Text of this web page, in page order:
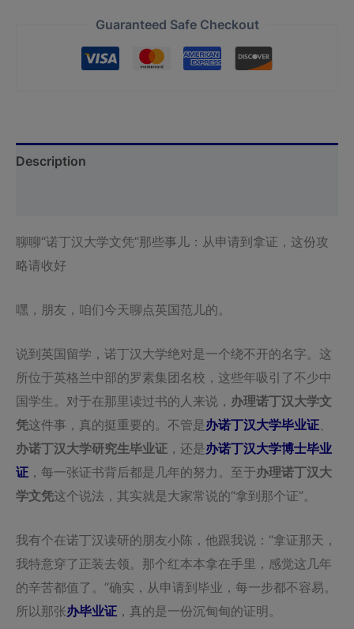
Guaranteed Safe Checkout
Description
聊聊“诺丁汉大学文凭”那些事儿：从申请到拿证，这份攻
略请收好
嘿，朋友，咱们今天聊点英国范儿的。
说到英国留学，诺丁汉大学绝对是一个绕不开的名字。这
所位于英格兰中部的罗素集团名校，这些年吸引了不少中
国学生。对于在那里读过书的人来说， 办理诺丁汉大学文
凭这件事，真的挺重要的。不管是办诺丁汉大学毕业证、
办诺丁汉大学研究生毕业证 ，还是办诺丁汉大学博士毕业
证 ，每一张证书背后都是几年的努力。至于办理诺丁汉大
学文凭这个说法，其实就是大家常说的“拿到那个证”。
我有个在诺丁汉读研的朋友小陈，他跟我说：“拿证那天，
我特意穿了正装去领。那个红本本拿在手里，感觉这几年
的辛苦都值了。”确实，从申请到毕业，每一步都不容易。
所以那张办毕业证 ，真的是一份沉甸甸的证明。